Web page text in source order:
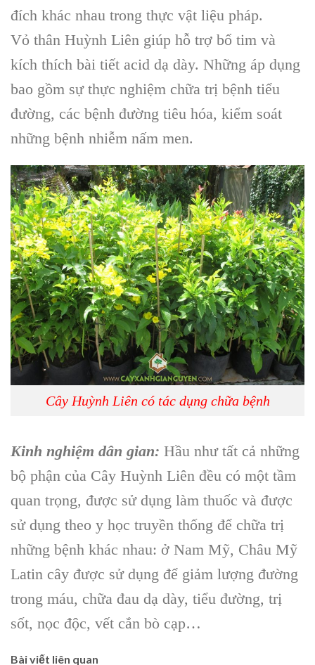
đích khác nhau trong thực vật liệu pháp.
Vỏ thân Huỳnh Liên giúp hỗ trợ bổ tim và
kích thích bài tiết acid dạ dày. Những áp dụng
bao gồm sự thực nghiệm chữa trị bệnh tiểu
đường, các bệnh đường tiêu hóa, kiểm soát
những bệnh nhiễm nấm men.
Cây Huỳnh Liên có tác dụng chữa bệnh
Kinh nghiệm dân gian: Hầu như tất cả những
bộ phận của Cây Huỳnh Liên đều có một tầm
quan trọng, được sử dụng làm thuốc và được
sử dụng theo y học truyền thống để chữa trị
những bệnh khác nhau: ở Nam Mỹ, Châu Mỹ
Latin cây được sử dụng để giảm lượng đường
trong máu, chữa đau dạ dày, tiểu đường, trị
sốt, nọc độc, vết cắn bò cạp…
Bài viết liên quan